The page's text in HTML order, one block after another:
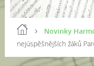
Novinky
nejúspěšnějších žáků